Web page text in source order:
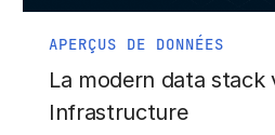
APERÇUS DE DONNÉES
La modern data stack
Infrastructure